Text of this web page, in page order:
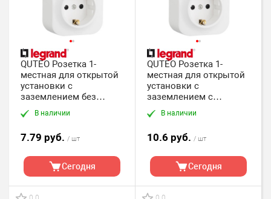
QUTEO Розетка 1-
местная для открытой
установки с
заземлением без
защитных шторок 16А
белыйВ наличии
7.79 руб. / шт
Сегодня
QUTEO Розетка 1-
местная для открытой
установки с
заземлением с
защитными шторками
16Абелый
В наличии
10.6 руб. / шт
Сегодня